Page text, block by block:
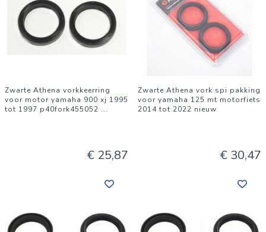
Zwarte Athena vorkkeerring
voor motor yamaha 900 xj 1995
tot 1997 p40fork455052 ...
€ 25,87
Zwarte Athena vork spi pakking
voor yamaha 125 mt motorfiets
2014 tot 2022 nieuw
€ 30,47